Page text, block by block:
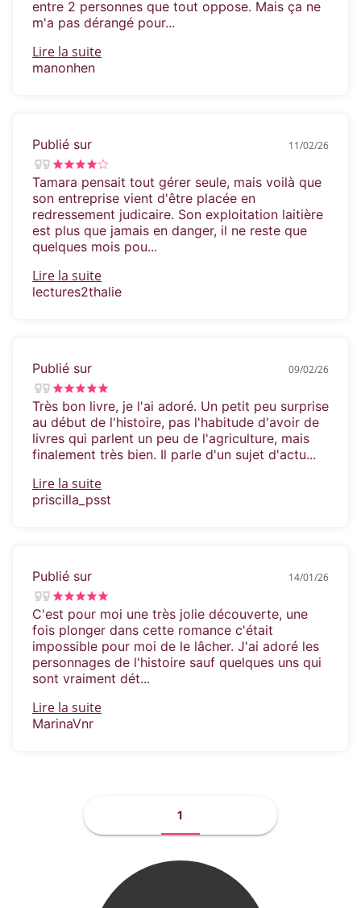
entre 2 personnes que tout oppose. Mais ça ne
m'a pas dérangé pour...
Lire la suite
manonhen
Publié sur 11/02/26
Tamara pensait tout gérer seule, mais voilà que
son entreprise vient d'être placée en
redressement judicaire. Son exploitation laitière
est plus que jamais en danger, il ne reste que
quelques mois pou...
Lire la suite
lectures2thalie
Publié sur 09/02/26
Très bon livre, je l'ai adoré. Un petit peu surprise
au début de l'histoire, pas l'habitude d'avoir de
livres qui parlent un peu de l'agriculture, mais
finalement très bien. Il parle d'un sujet d'actu...
Lire la suite
priscilla_psst
Publié sur 14/01/26
C'est pour moi une très jolie découverte, une
fois plonger dans cette romance c'était
impossible pour moi de le lâcher. J'ai adoré les
personnages de l'histoire sauf quelques uns qui
sont vraiment dét...
Lire la suite
MarinaVnr
1